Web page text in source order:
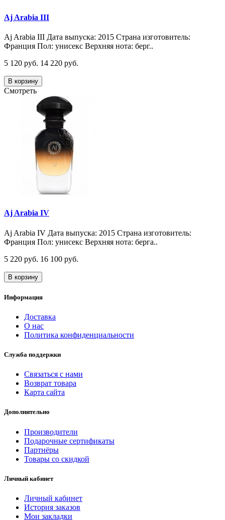
Aj Arabia III
Aj Arabia III Дата выпуска: 2015 Страна изготовитель:
Франция Пол: унисекс Верхняя нота: берг..
5 120 руб. 14 220 руб.
В корзину
Смотреть
Aj Arabia IV
Aj Arabia IV Дата выпуска: 2015 Страна изготовитель:
Франция Пол: унисекс Верхняя нота: берга..
5 220 руб. 16 100 руб.
В корзину
Информация
Доставка
О нас
Политика конфиденциальности
Служба поддержки
Связаться с нами
Возврат товара
Карта сайта
Дополнительно
Производители
Подарочные сертификаты
Партнёры
Товары со скидкой
Личный кабинет
Личный кабинет
История заказов
Мои закладки